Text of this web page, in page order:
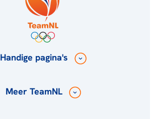
Handige pagina's
Meer TeamNL